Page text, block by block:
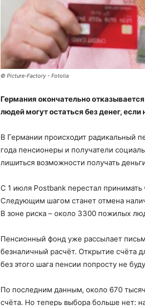
© Picture-Factory - Fotolia
Германия окончательно
людей могут остаться без денег, если
В Германии происходит радикальный
года пенсионеры и получатели
лишиться возможности получать
С 1 июля Postbank перестал
Следующим шагом станет отмена
В зоне риска – около 3300 пожилых
Пенсионный фонд уже рассылает
безналичный расчёт. Открытие счёта
без этого шага пенсии попросту не
По последним данным, около 670
счёта. Но теперь выбора больше нет: